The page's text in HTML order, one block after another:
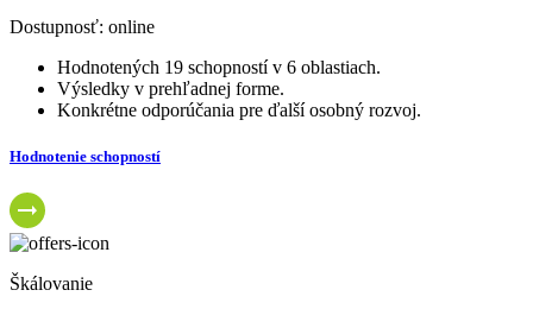
Dostupnosť: online
Hodnotených 19 schopností v 6 oblastiach.
Výsledky v prehľadnej forme.
Konkrétne odporúčania pre ďalší osobný rozvoj.
Hodnotenie schopností
Škálovanie